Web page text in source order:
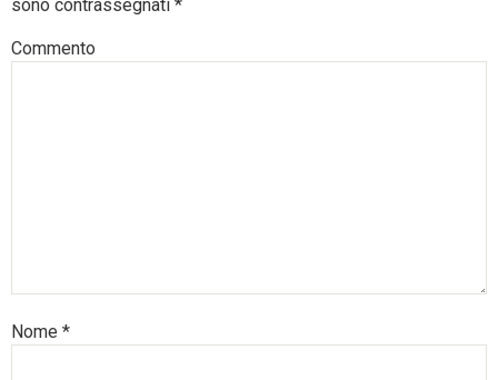
sono contrassegnati *
Commento
Nome *